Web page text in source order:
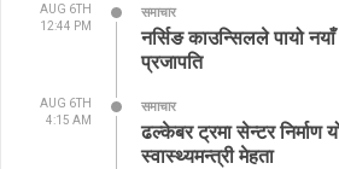
AUG 6TH
12:44 PM
समाचार
नर्सिङ काउन्सिलले पायो
प्रजापति
AUG 6TH
4:15 AM
समाचार
ढल्केबर ट्रमा सेन्टर निर्माण
स्वास्थ्यमन्त्री मेहता